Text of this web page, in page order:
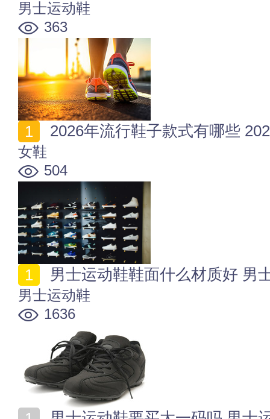
男士运动鞋
363
2026年流行鞋子款式有哪些
女鞋
504
男士运动鞋鞋面什么材质好 男
男士运动鞋
1636